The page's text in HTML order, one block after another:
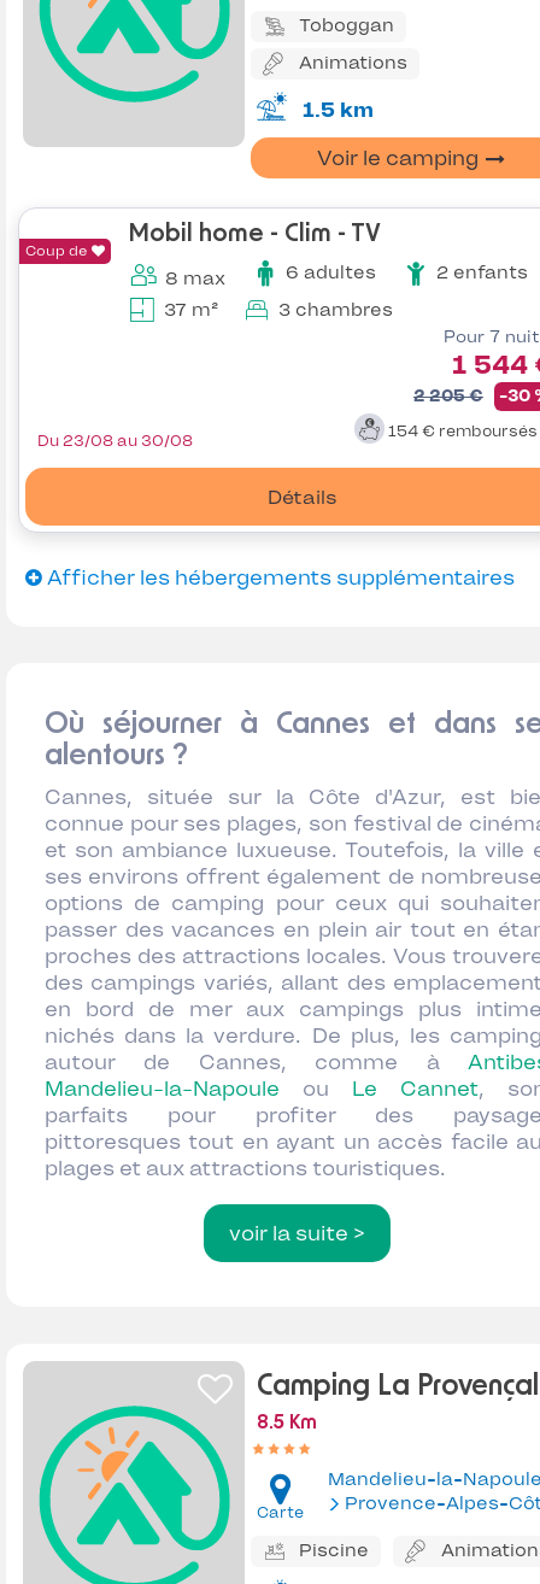
Toboggan
Animations
1.5 km
Voir le camping
Coup de
Mobil home - Clim - TV
8 max 6 adultes
2 enfants
37 m²
3 chambres
Pour 7
1 544
2 205 € -30
154 € remboursés
Détails
Du 23/08 au 30/08
Afficher les hébergements supplémentaires
Où séjourner à Cannes et dans
alentours ?
Cannes, située sur la Côte d'Azur, est
connue pour ses plages, son festival de
et son ambiance luxueuse. Toutefois, la ville
ses environs offrent également de
options de camping pour ceux qui
passer des vacances en plein air tout en
proches des attractions locales. Vous
des campings variés, allant des
en bord de mer aux campings plus
nichés dans la verdure. De plus, les
autour de Cannes, comme à
Mandelieu-la-Napoule ou Le Cannet,
parfaits pour profiter des
pittoresques tout en ayant un accès facile
plages et aux attractions touristiques.
voir la suite >
Camping La
8.5 Km
Carte
Mandelieu-la-
Provence-Alpes-Côte
Piscine